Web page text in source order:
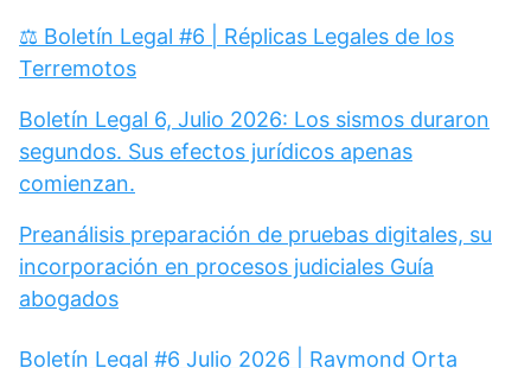
⚖️ Boletín Legal #6 | Réplicas Legales de los
Terremotos
Boletín Legal 6, Julio 2026: Los sismos duraron
segundos. Sus efectos jurídicos apenas
comienzan.
Preanálisis preparación de pruebas digitales, su
incorporación en procesos judiciales Guía
abogados
Boletín Legal #6 Julio 2026 | Raymond Orta